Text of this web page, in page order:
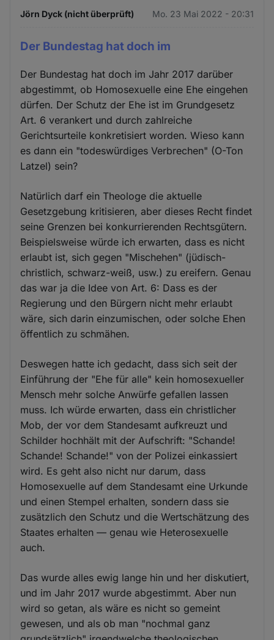
Jörn Dyck (nicht überprüft) Mo. 23 Mai 2022 - 20:31
Der Bundestag hat doch im
Der Bundestag hat doch im Jahr 2017 darüber
abgestimmt, ob Homosexuelle eine Ehe eingehen
dürfen. Der Schutz der Ehe ist im Grundgesetz
Art. 6 verankert und durch zahlreiche
Gerichtsurteile konkretisiert worden. Wieso kann
es dann ein "todeswürdiges Verbrechen" (O-Ton
Latzel) sein?
Natürlich darf ein Theologe die aktuelle
Gesetzgebung kritisieren, aber dieses Recht findet
seine Grenzen bei konkurrierenden Rechtsgütern.
Beispielsweise würde ich erwarten, dass es nicht
erlaubt ist, sich gegen "Mischehen" (jüdisch-
christlich, schwarz-weiß, usw.) zu ereifern. Genau
das war ja die Idee von Art. 6: Dass es der
Regierung und den Bürgern nicht mehr erlaubt
wäre, sich darin einzumischen, oder solche Ehen
öffentlich zu schmähen.
Deswegen hatte ich gedacht, dass sich seit der
Einführung der "Ehe für alle" kein homosexueller
Mensch mehr solche Anwürfe gefallen lassen
muss. Ich würde erwarten, dass ein christlicher
Mob, der vor dem Standesamt aufkreuzt und
Schilder hochhält mit der Aufschrift: "Schande!
Schande! Schande!" von der Polizei einkassiert
wird. Es geht also nicht nur darum, dass
Homosexuelle auf dem Standesamt eine Urkunde
und einen Stempel erhalten, sondern dass sie
zusätzlich den Schutz und die Wertschätzung des
Staates erhalten — genau wie Heterosexuelle
auch.
Das wurde alles ewig lange hin und her diskutiert,
und im Jahr 2017 wurde abgestimmt. Aber nun
wird so getan, als wäre es nicht so gemeint
gewesen, und als ob man "nochmal ganz